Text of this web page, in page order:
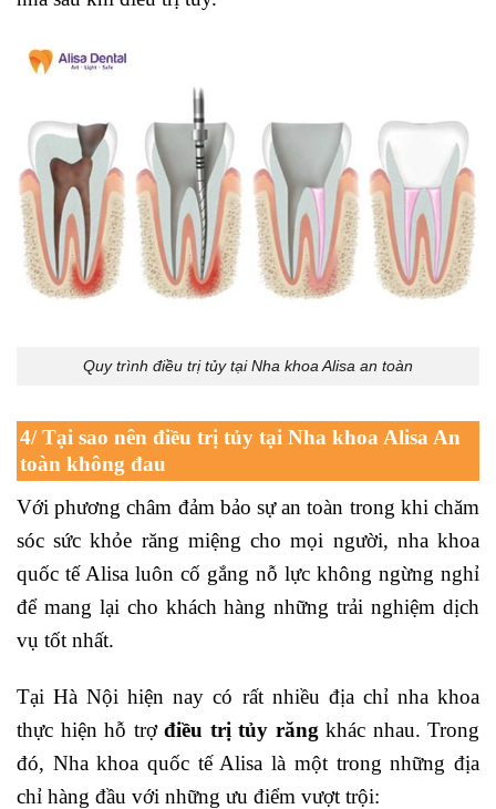
Quy trình điều trị tủy tại Nha khoa Alisa an toàn
4/ Tại sao nên điều trị tủy tại Nha khoa Alisa An
toàn không đau
Với phương châm đảm bảo sự an toàn trong khi chăm
sóc sức khỏe răng miệng cho mọi người, nha khoa
quốc tế Alisa luôn cố gắng nỗ lực không ngừng nghỉ
để mang lại cho khách hàng những trải nghiệm dịch
vụ tốt nhất.
Tại Hà Nội hiện nay có rất nhiều địa chỉ nha khoa
thực hiện hỗ trợ điều trị tủy răng khác nhau. Trong
đó, Nha khoa quốc tế Alisa là một trong những địa
chỉ hàng đầu với những ưu điểm vượt trội: